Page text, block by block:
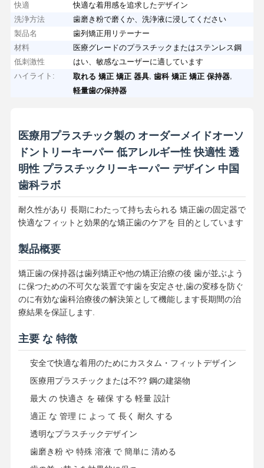
快適
快適な着用感を追求したデザイン
洗浄方法
歯磨き粉で磨くか、洗浄液に浸してください
製品名
歯列矯正用リテーナー
材料
医療グレードのプラスチックまたはステンレス鋼
低刺激性
はい、敏感なユーザーに適しています
ハイライト:
取れる 矯正 矯正 器具 ,歯科 矯正 矯正 保持器
軽量歯の保持器
医療用プラスチック製の オーダーメイドオーソ
ドントリーキーパー 低アレルギー性 快適性 透
明性 プラスチックリーキーパー デザイン 中国
歯科ラボ
耐久性があり 長期にわたって持ち去られる 矯正歯の固定器で
快適なフィットと効果的な矯正歯のケアを 目的としています
製品概要
矯正歯の保持器は歯列矯正や他の矯正治療の後 歯が並ぶよう
に保つための不可欠な装置です歯を安定させ,歯の変移を防ぐ
のに有効な歯科治療後の解決策として機能します長期間の治
療結果を保証します.
主要 な 特徴
安全で快適な着用のためにカスタム・フィットデザイン
医療用プラスチックまたは不?? 鋼の建築物
最大 の 快適さ を 確保 する 軽量 設計
適正 な 管理 に よっ て 長く 耐久 する
透明なプラスチックデザイン
歯磨き粉 や 特殊 溶液 で 簡単に 清める